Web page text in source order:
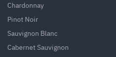
Chardonnay
Pinot Noir
Sauvignon Blanc
Cabernet Sauvignon